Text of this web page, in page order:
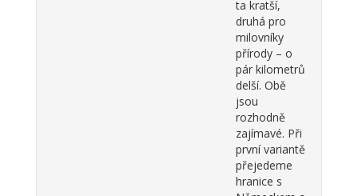
ta kratší,
druhá pro
milovníky
přírody – o
pár kilometrů
delší. Obě
jsou
rozhodně
zajímavé. Při
první variantě
přejedeme
hranice s